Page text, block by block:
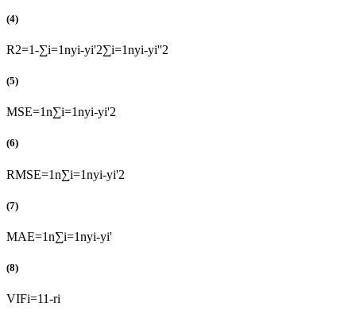
(4)
R2=1-∑i=1nyi-yi'2∑i=1nyi-yi''2
(5)
MSE=1n∑i=1nyi-yi'2
(6)
RMSE=1n∑i=1nyi-yi'2
(7)
MAE=1n∑i=1nyi-yi'
(8)
VIFi=11-ri